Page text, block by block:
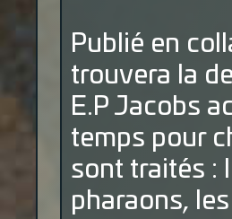
Publié en
trouvera la
E.P Jacobs
temps pour
sont traités :
pharaons,